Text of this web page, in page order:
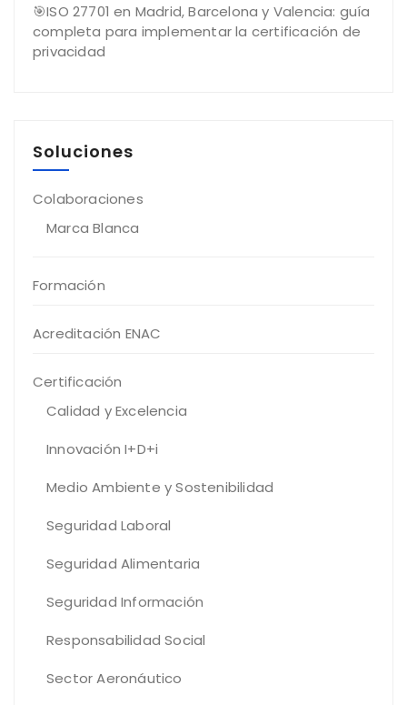
🎯ISO 27701 en Madrid, Barcelona y Valencia: guía
completa para implementar la certificación de
privacidad
Soluciones
Colaboraciones
Marca Blanca
Formación
Acreditación ENAC
Certificación
Calidad y Excelencia
Innovación I+D+i
Medio Ambiente y Sostenibilidad
Seguridad Laboral
Seguridad Alimentaria
Seguridad Información
Responsabilidad Social
Sector Aeronáutico